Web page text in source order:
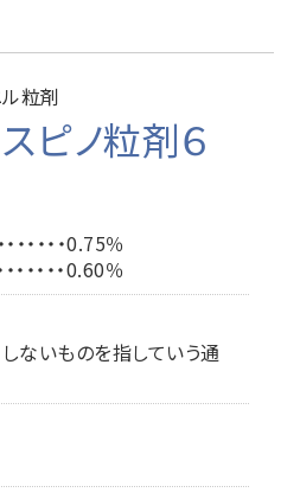
ル粒剤
ピノ粒剤６
・・・・・・0.75％
・・・・・0.60％
ないものを指していう通